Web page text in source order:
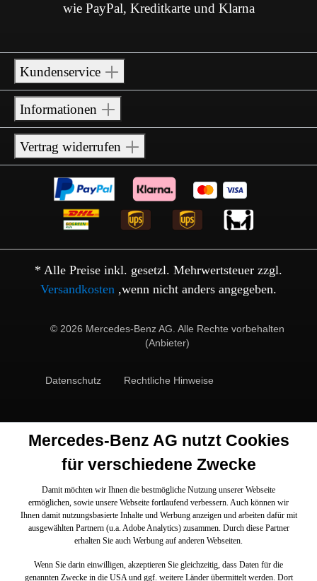
wie PayPal, Kreditkarte und Klarna
Kundenservice
Informationen
Vertrag widerrufen
* Alle Preise inkl. gesetzl. Mehrwertsteuer zzgl.
Versandkosten ,wenn nicht anders angegeben.
© 2026 Mercedes-Benz AG. Alle Rechte vorbehalten
(Anbieter)
Datenschutz Rechtliche Hinweise
Mercedes-Benz AG nutzt Cookies
für verschiedene Zwecke
Damit möchten wir Ihnen die bestmögliche Nutzung unserer Webseite
ermöglichen, sowie unsere Webseite fortlaufend verbessern. Auch können wir
Ihnen damit nutzungsbasierte Inhalte und Werbung anzeigen und arbeiten dafür mit
ausgewählten Partnern (u.a. Adobe Analytics) zusammen. Durch diese Partner
erhalten Sie auch Werbung auf anderen Webseiten.
Wenn Sie darin einwilligen, akzeptieren Sie gleichzeitig, dass Daten für die
genannten Zwecke in die USA und ggf. weitere Länder übermittelt werden. Dort